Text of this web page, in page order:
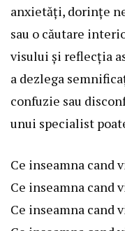
anxietăți, dorințe
sau o căutare
visului și reflecția
a dezlega
confuzie sau
unui specialist
Ce inseamna cand
Ce inseamna cand
Ce inseamna cand